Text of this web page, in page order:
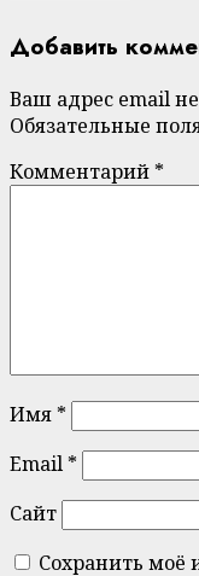
Добавить
Ваш адрес email
Обязательные
Комментарий *
Имя *
Email *
Сайт
Сохранить моё